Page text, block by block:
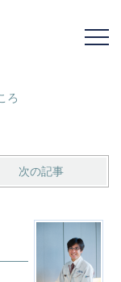
ろ
次の記事